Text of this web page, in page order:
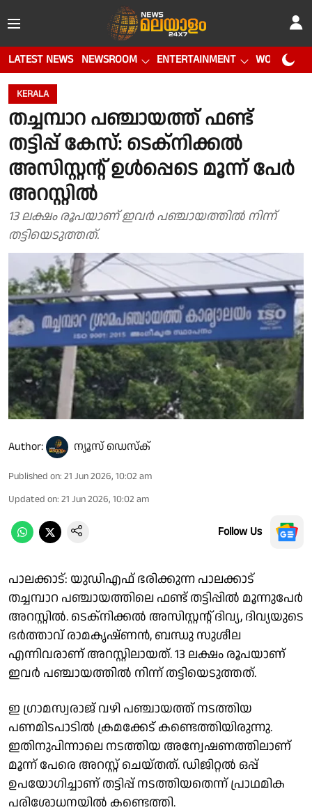
LATEST NEWS NEWSROOM ENTERTAINMENT WORLD CUP
KERALA
തച്ചമ്പാറ പഞ്ചായത്ത് ഫണ്ട്
തട്ടിപ്പ് കേസ്: ടെക്‌നിക്കൽ
അസിസ്റ്റൻ്റ് ഉൾപ്പെടെ മൂന്ന് പേർ
അറസ്റ്റിൽ
13 ലക്ഷം രൂപയാണ് ഇവർ പഞ്ചായത്തിൽ നിന്ന്
തട്ടിയെടുത്തത്.
Author: ന്യൂസ് ഡെസ്ക്
Published on: 21 Jun 2026, 10:02 am
Updated on: 21 Jun 2026, 10:02 am
Follow Us
പാലക്കാട്: യുഡിഎഫ് ഭരിക്കുന്ന പാലക്കാട്
തച്ചമ്പാറ പഞ്ചായത്തിലെ ഫണ്ട് തട്ടിപ്പിൽ മൂന്നുപേർ
അറസ്റ്റിൽ. ടെക്നിക്കൽ അസിസ്റ്റൻ്റ് ദിവ്യ, ദിവ്യയുടെ
ഭർത്താവ് രാമകൃഷ്‌ണൻ, ബന്ധു സുശീല
എന്നിവരാണ് അറസ്റ്റിലായത്. 13 ലക്ഷം രൂപയാണ്
ഇവർ പഞ്ചായത്തിൽ നിന്ന് തട്ടിയെടുത്തത്.
ഇ ഗ്രാമസ്വരാജ് വഴി പഞ്ചായത്ത് നടത്തിയ
പണമിടപാടിൽ ക്രമക്കേട് കണ്ടെത്തിയിരുന്നു.
ഇതിനുപിന്നാലെ നടത്തിയ അന്വേഷണത്തിലാണ്
മൂന്ന് പേരെ അറസ്റ്റ് ചെയ്തത്. ഡിജിറ്റൽ ഒപ്പ്
ഉപയോഗിച്ചാണ് തട്ടിപ്പ് നടത്തിയതെന്ന് പ്രാഥമിക
പരിശോധനയിൽ കണ്ടെത്തി.